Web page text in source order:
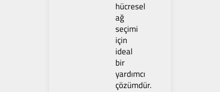
hücresel
ağ
seçimi
için
ideal
bir
yardımcı
çözümdür.